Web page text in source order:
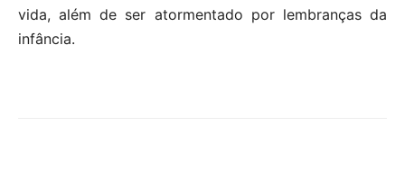
vida, além de ser atormentado por lembranças da
infância.